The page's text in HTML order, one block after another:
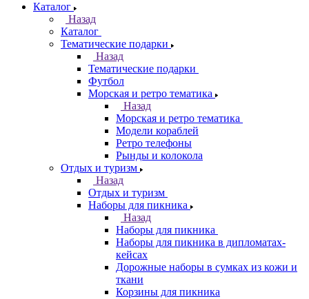
Каталог
Назад
Каталог
Тематические подарки
Назад
Тематические подарки
Футбол
Морская и ретро тематика
Назад
Морская и ретро тематика
Модели кораблей
Ретро телефоны
Рынды и колокола
Отдых и туризм
Назад
Отдых и туризм
Наборы для пикника
Назад
Наборы для пикника
Наборы для пикника в дипломатах-
кейсах
Дорожные наборы в сумках из кожи и
ткани
Корзины для пикника